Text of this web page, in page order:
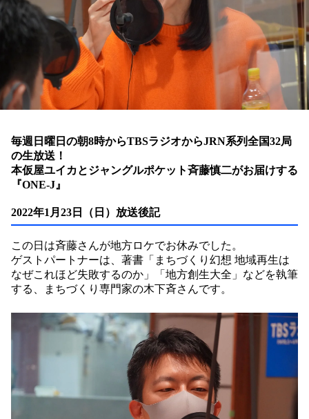
毎週日曜日の朝8時からTBSラジオからJRN系列全国32局
の生放送！
本仮屋ユイカとジャングルポケット斉藤慎二がお届けする
『ONE-J』
2022年1月23日（日）放送後記
この日は斉藤さんが地方ロケでお休みでした。
ゲストパートナーは、著書「まちづくり幻想 地域再生は
なぜこれほど失敗するのか」「地方創生大全」などを執筆
する、まちづくり専門家の木下斉さんです。